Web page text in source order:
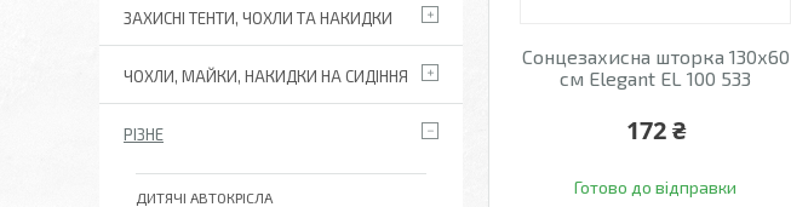
Сонцезахисна шторка 130х60
см Elegant EL 100 533
172 ₴
Готово до відправки
ЗАХИСНІ ТЕНТИ, ЧОХЛИ ТА НАКИДКИ
ЧОХЛИ, МАЙКИ, НАКИДКИ НА СИДІННЯ
РІЗНЕ
ДИТЯЧІ АВТОКРІСЛА